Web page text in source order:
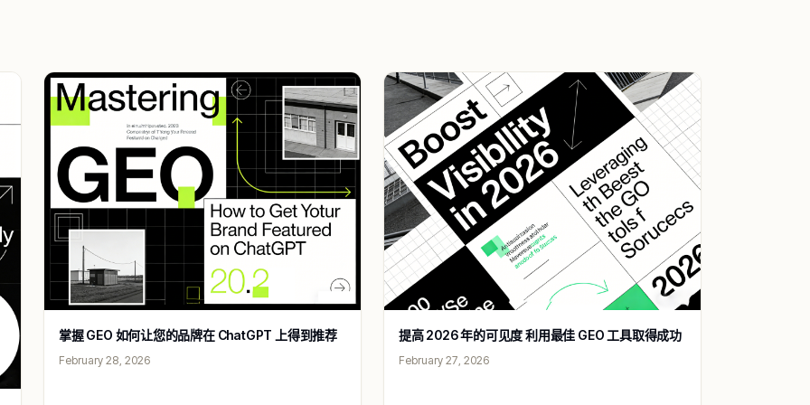
掌握 GEO 如何让您的品牌在 ChatGPT 上得到推荐
February 28, 2026
提高 2026 年的可见度 利用最佳 GEO 工具取得成功
February 27, 2026